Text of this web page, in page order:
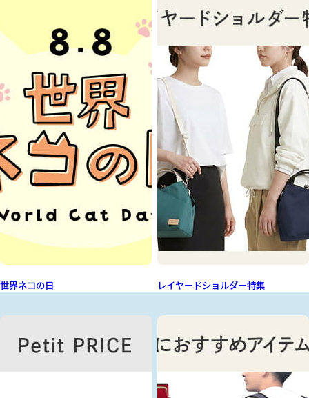
世界ネコの日 レイヤードショルダー特集